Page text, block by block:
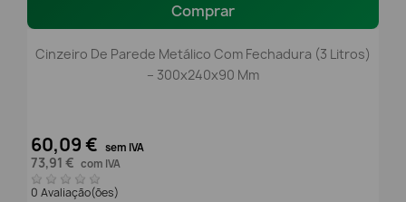
Comprar
Cinzeiro De Parede Metálico Com Fechadura (3 Litros)
– 300x240x90 Mm
60,09 € sem IVA
73,91 € com IVA
0 Avaliação(ões)